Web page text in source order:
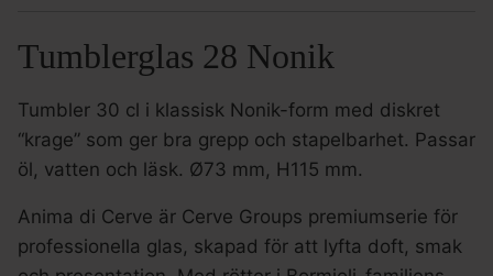
Tumblerglas 28 Nonik
Tumbler 30 cl i klassisk Nonik-form med diskret
“krage” som ger bra grepp och stapelbarhet. Passar
öl, vatten och läsk. Ø73 mm, H115 mm.
Anima di Cerve är Cerve Groups premiumserie för
professionella glas, skapad för att lyfta doft, smak